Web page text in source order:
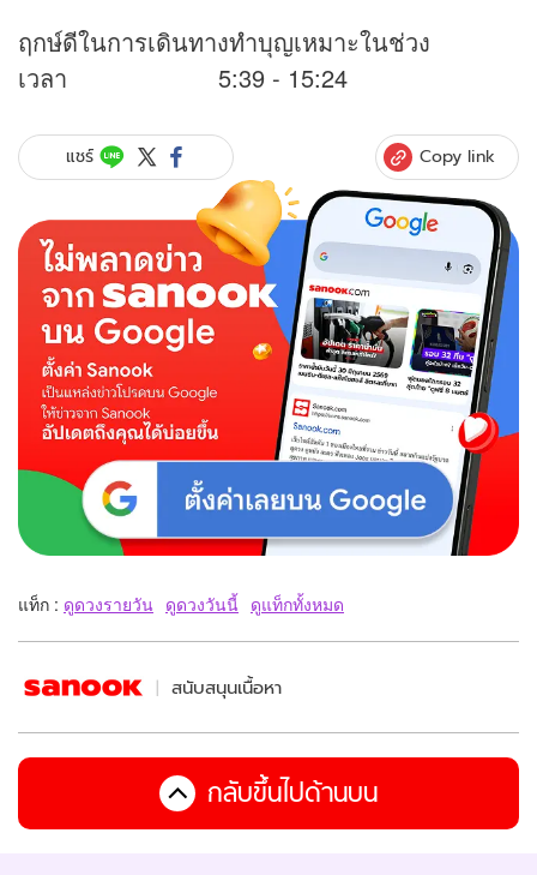
ฤกษ์ดีในการเดินทางทำบุญเหมาะในช่วง
เวลา 5:39 - 15:24
แชร์ Copy link
แท็ก : ดูดวงรายวัน ดูดวงวันนี้ ดูแท็กทั้งหมด
สนับสนุนเนื้อหา
กลับขึ้นไปด้านบน